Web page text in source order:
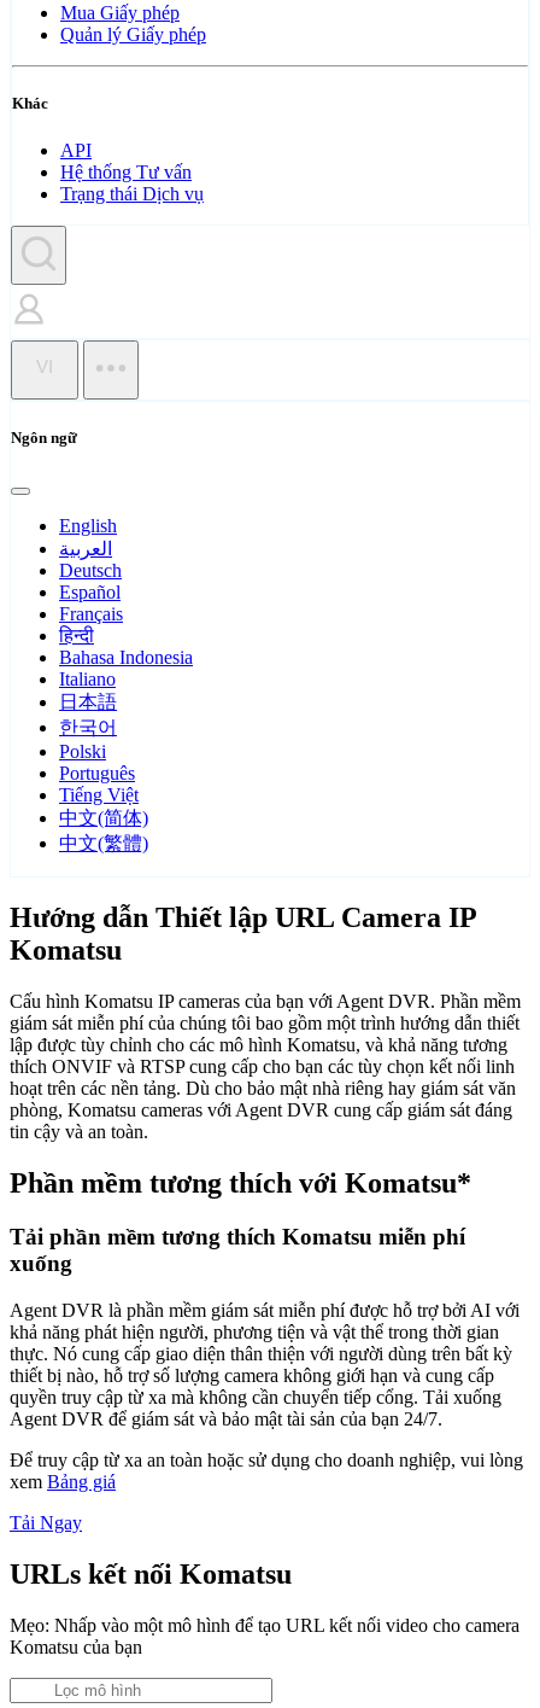
Mua Giấy phép
Quản lý Giấy phép
Khác
API
Hệ thống Tư vấn
Trạng thái Dịch vụ
VI
Ngôn ngữ
English
العربية
Deutsch
Español
Français
हिन्दी
Bahasa Indonesia
Italiano
日本語
한국어
Polski
Português
Tiếng Việt
中文(简体)
中文(繁體)
Hướng dẫn Thiết lập URL Camera IP
Komatsu
Cấu hình Komatsu IP cameras của bạn với Agent DVR. Phần mềm
giám sát miễn phí của chúng tôi bao gồm một trình hướng dẫn thiết
lập được tùy chỉnh cho các mô hình Komatsu, và khả năng tương
thích ONVIF và RTSP cung cấp cho bạn các tùy chọn kết nối linh
hoạt trên các nền tảng. Dù cho bảo mật nhà riêng hay giám sát văn
phòng, Komatsu cameras với Agent DVR cung cấp giám sát đáng
tin cậy và an toàn.
Phần mềm tương thích với Komatsu*
Tải phần mềm tương thích Komatsu miễn phí
xuống
Agent DVR là phần mềm giám sát miễn phí được hỗ trợ bởi AI với
khả năng phát hiện người, phương tiện và vật thể trong thời gian
thực. Nó cung cấp giao diện thân thiện với người dùng trên bất kỳ
thiết bị nào, hỗ trợ số lượng camera không giới hạn và cung cấp
quyền truy cập từ xa mà không cần chuyển tiếp cổng. Tải xuống
Agent DVR để giám sát và bảo mật tài sản của bạn 24/7.
Để truy cập từ xa an toàn hoặc sử dụng cho doanh nghiệp, vui lòng
xem Bảng giá
Tải Ngay
URLs kết nối Komatsu
Mẹo: Nhấp vào một mô hình để tạo URL kết nối video cho camera
Komatsu của bạn